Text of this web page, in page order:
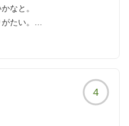
なと。
たい。
税だけかなと思っていた
。自分では、事前精算した
ため、え?その金額??あっ
4